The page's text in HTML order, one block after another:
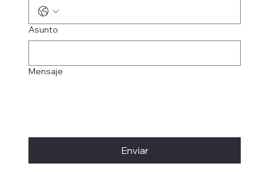
Asunto
Mensaje
Enviar